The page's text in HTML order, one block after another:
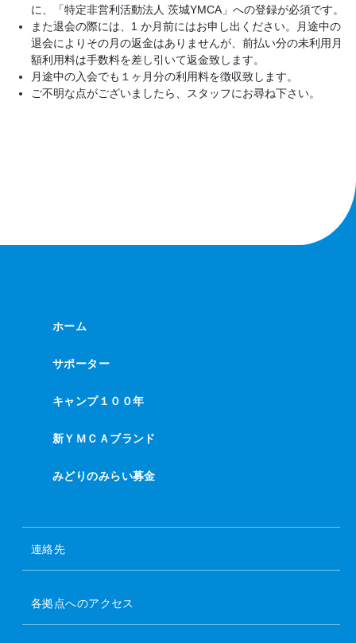
に、「特定非営利活動法人 茨城YMCA」への登録が必須です。
また退会の際には、1 か月前にはお申し出ください。月途中の
退会によりその月の返金はありませんが、前払い分の未利用月
額利用料は手数料を差し引いて返金致します。
月途中の入会でも１ヶ月分の利用料を徴収致します。
ご不明な点がございましたら、スタッフにお尋ね下さい。
ホーム
サポーター
キャンプ１００年
新ＹＭＣＡブランド
みどりのみらい募金
連絡先
各拠点へのアクセス